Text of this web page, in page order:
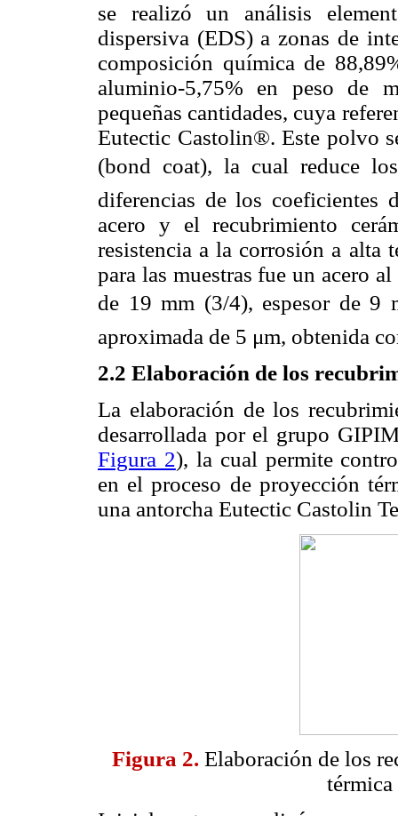
se realizó un análisis
dispersiva (EDS) a zonas de
composición química de
aluminio-5,75% en peso de
pequeñas cantidades, cuya
Eutectic Castolin®. Este polvo
(bond coat), la cual reduce
diferencias de los coeficientes
acero y el recubrimiento
resistencia a la corrosión a alta
para las muestras fue un acero
de 19 mm (3/4), espesor de
aproximada de 5 μm, obtenida
2.2 Elaboración de los
La elaboración de los
desarrollada por el grupo
Figura 2), la cual permite
en el proceso de proyección
una antorcha Eutectic Castolin
Figura 2. Elaboración de los